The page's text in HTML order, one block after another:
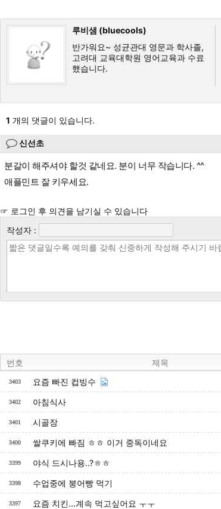
루비샘 (bluecools)
반가워요~ 성균관대 영문과 학사졸,
고려대 교육대학원 영어교육과 수료
했습니다.
1 개의 댓글이 있습니다.
신선초
분갈이 해주셔야 할것 같네요. 분이 너무 작습니다. ^^
애플민트 잘 키우세요.
☞ 로그인 후 의견을 남기실 수 있습니다
작성자 :
번호 제목
3403 요즘 빠진 컵빙수
3402 아침식사
3401 시골장
3400 쌀쿠키에 빠짐 ㅎㅎ 이거 중독이네요
3399 야식 드시나용..?ㅎㅎ
3398 수업중에 붕어빵 먹기
3397 요즘 치킨...계속 먹고싶어요 ㅜㅜ